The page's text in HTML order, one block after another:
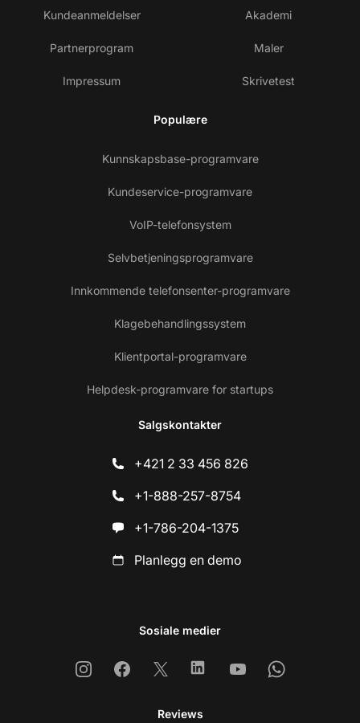
Kundeanmeldelser
Partnerprogram
Impressum
Akademi
Maler
Skrivetest
Populære
Kunnskapsbase-programvare
Kundeservice-programvare
VoIP-telefonsystem
Selvbetjeningsprogramvare
Innkommende telefonsenter-programvare
Klagebehandlingssystem
Klientportal-programvare
Helpdesk-programvare for startups
Salgskontakter
+421 2 33 456 826
+1-888-257-8754
+1-786-204-1375
Planlegg en demo
Sosiale medier
InstagramFacebook
X LinkedinYoutubeWhatsapp
Reviews